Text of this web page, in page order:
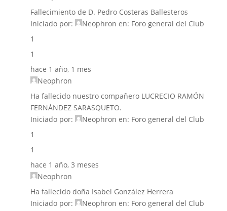
Fallecimiento de D. Pedro Costeras Ballesteros
Iniciado por:
Neophron en: Foro general del Club
1
1
hace 1 año, 1 mes
Neophron
Ha fallecido nuestro compañero LUCRECIO RAMÓN
FERNÁNDEZ SARASQUETO.
Iniciado por:
Neophron en: Foro general del Club
1
1
hace 1 año, 3 meses
Neophron
Ha fallecido doña Isabel González Herrera
Iniciado por:
Neophron en: Foro general del Club